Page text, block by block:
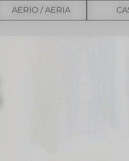
AERIO / AERIA